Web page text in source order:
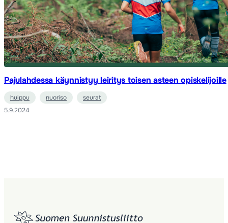
Pajulahdessa käynnistyy leiritys toisen asteen opiskelijoille
huippu nuoriso
seurat
5.9.2024